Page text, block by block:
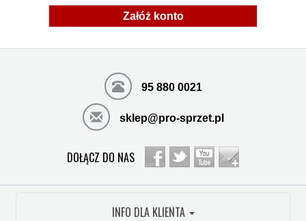
Załóż konto
95 880 0021
sklep@pro-sprzet.pl
DOŁĄCZ DO NAS
INFO DLA KLIENTA